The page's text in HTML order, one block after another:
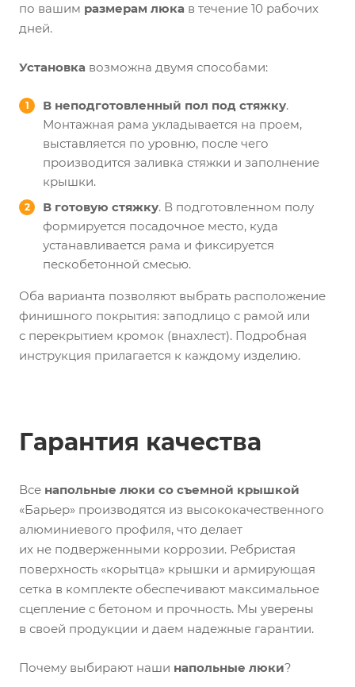
по вашим размерам люка в течение 10 рабочих
дней.
Установка возможна двумя способами:
В неподготовленный пол под стяжку.
Монтажная рама укладывается на проем,
выставляется по уровню, после чего
производится заливка стяжки и заполнение
крышки.
В готовую стяжку. В подготовленном полу
формируется посадочное место, куда
устанавливается рама и фиксируется
пескобетонной смесью.
Оба варианта позволяют выбрать расположение
финишного покрытия: заподлицо с рамой или
с перекрытием кромок (внахлест). Подробная
инструкция прилагается к каждому изделию.
Гарантия качества
Все напольные люки со съемной крышкой
«Барьер» производятся из высококачественного
алюминиевого профиля, что делает
их не подверженными коррозии. Ребристая
поверхность «корытца» крышки и армирующая
сетка в комплекте обеспечивают максимальное
сцепление с бетоном и прочность. Мы уверены
в своей продукции и даем надежные гарантии.
Почему выбирают наши напольные люки?